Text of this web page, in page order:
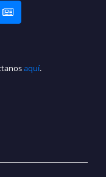
aquí.